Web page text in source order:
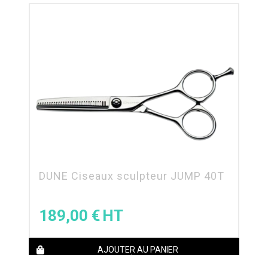
DUNE Ciseaux sculpteur JUMP 40T
189,00 €
AJOUTER AU PANIER